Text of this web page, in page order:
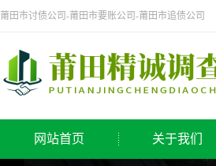
莆田市讨债公司-莆田市要账公司-莆田市追债公司
网站首页 关于我们